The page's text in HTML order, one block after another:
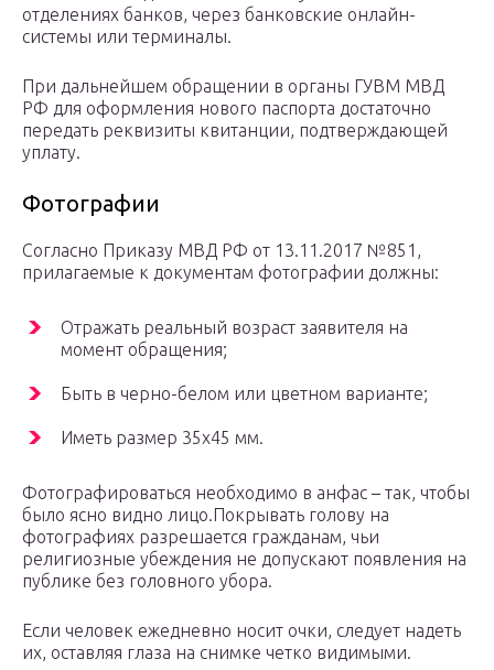
отделениях банков, через банковские онлайн-
системы или терминалы.
При дальнейшем обращении в органы ГУВМ МВД
РФ для оформления нового паспорта достаточно
передать реквизиты квитанции, подтверждающей
уплату.
Фотографии
Согласно Приказу МВД РФ от 13.11.2017 №851,
прилагаемые к документам фотографии должны:
Отражать реальный возраст заявителя на
момент обращения;
Быть в черно-белом или цветном варианте;
Иметь размер 35х45 мм.
Фотографироваться необходимо в анфас – так, чтобы
было ясно видно лицо.Покрывать голову на
фотографиях разрешается гражданам, чьи
религиозные убеждения не допускают появления на
публике без головного убора.
Если человек ежедневно носит очки, следует надеть
их, оставляя глаза на снимке четко видимыми.